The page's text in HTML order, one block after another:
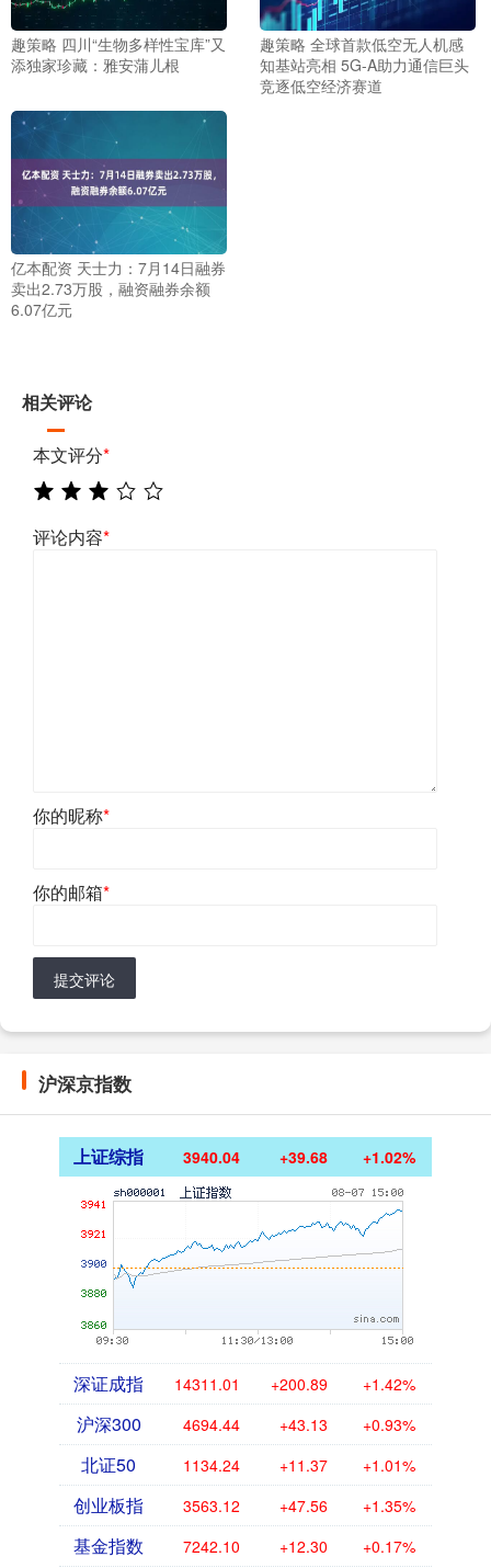
趣策略 四川“生物多样性宝库”又
添独家珍藏：雅安蒲儿根
趣策略 全球首款低空无人机感
知基站亮相 5G-A助力通信巨头
竞逐低空经济赛道
亿本配资 天士力：7月14日融券
卖出2.73万股，融资融券余额
6.07亿元
相关评论
本文评分*
评论内容*
你的昵称*
你的邮箱*
提交评论
沪深京指数
上证综指 3940.04 +39.68 +1.02%
深证成指 14311.01 +200.89 +1.42%
沪深300 4694.44 +43.13 +0.93%
北证50 1134.24 +11.37 +1.01%
创业板指 3563.12 +47.56 +1.35%
基金指数 7242.10 +12.30 +0.17%